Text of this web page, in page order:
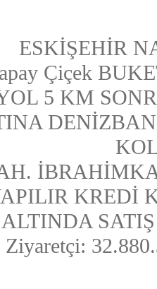
ESKİŞEHİR
Çiçek
5 KM
KREDİ
ALTINDA
Ziyaretçi: